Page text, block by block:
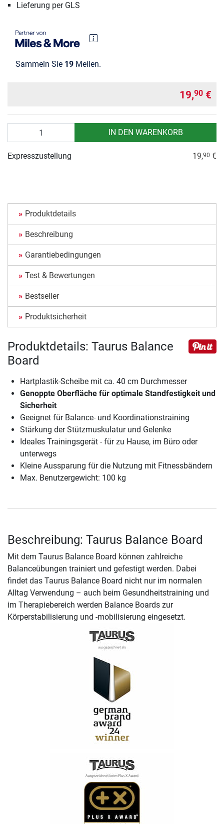
Lieferung per GLS
Sammeln Sie 19 Meilen.
19,90 €
IN DEN WARENKORB
Expresszustellung 19,90 €
Produktdetails
Beschreibung
Garantiebedingungen
Test & Bewertungen
Bestseller
Produktsicherheit
Produktdetails: Taurus Balance
Board
Hartplastik-Scheibe mit ca. 40 cm Durchmesser
Genoppte Oberfläche für optimale Standfestigkeit und
Sicherheit
Geeignet für Balance- und Koordinationstraining
Stärkung der Stützmuskulatur und Gelenke
Ideales Trainingsgerät - für zu Hause, im Büro oder
unterwegs
Kleine Aussparung für die Nutzung mit Fitnessbändern
Max. Benutzergewicht: 100 kg
Beschreibung: Taurus Balance Board
Mit dem Taurus Balance Board können zahlreiche
Balanceübungen trainiert und gefestigt werden. Dabei
findet das Taurus Balance Board nicht nur im normalen
Alltag Verwendung – auch beim Gesundheitstraining und
im Therapiebereich werden Balance Boards zur
Körperstabilisierung und -mobilisierung eingesetzt.